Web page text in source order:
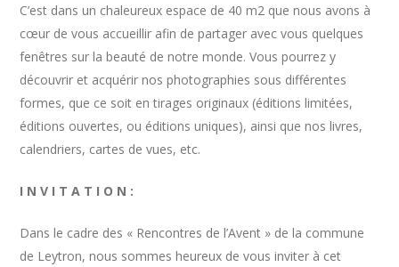
C’est dans un chaleureux espace de 40 m2 que nous avons à
cœur de vous accueillir afin de partager avec vous quelques
fenêtres sur la beauté de notre monde. Vous pourrez y
découvrir et acquérir nos photographies sous différentes
formes, que ce soit en tirages originaux (éditions limitées,
éditions ouvertes, ou éditions uniques), ainsi que nos livres,
calendriers, cartes de vues, etc.
I N V I T A T I O N :
Dans le cadre des « Rencontres de l’Avent » de la commune
de Leytron, nous sommes heureux de vous inviter à cet